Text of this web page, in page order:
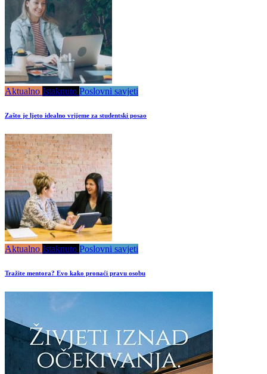
Aktualno Istaknuto Poslovni savjeti
Zašto je ljeto idealno vrijeme za studentski posao
Aktualno Istaknuto Poslovni savjeti
Tražite mentora? Evo kako pronaći pravu osobu